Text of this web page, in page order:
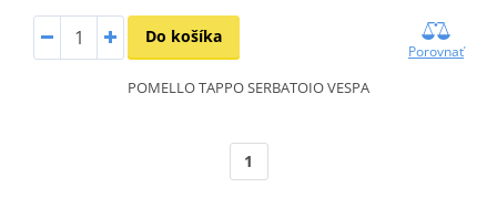
Do košíka
Porovnať
POMELLO TAPPO SERBATOIO VESPA
1